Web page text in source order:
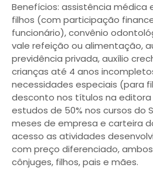
Benefícios: assistência médica
filhos (com participação
funcionário), convênio
vale refeição ou alimentação,
previdência privada, auxílio
crianças até 4 anos
necessidades especiais (para
desconto nos títulos na editora
estudos de 50% nos cursos do
meses de empresa e carteira
acesso as atividades
com preço diferenciado,
cônjuges, filhos, pais e mães.